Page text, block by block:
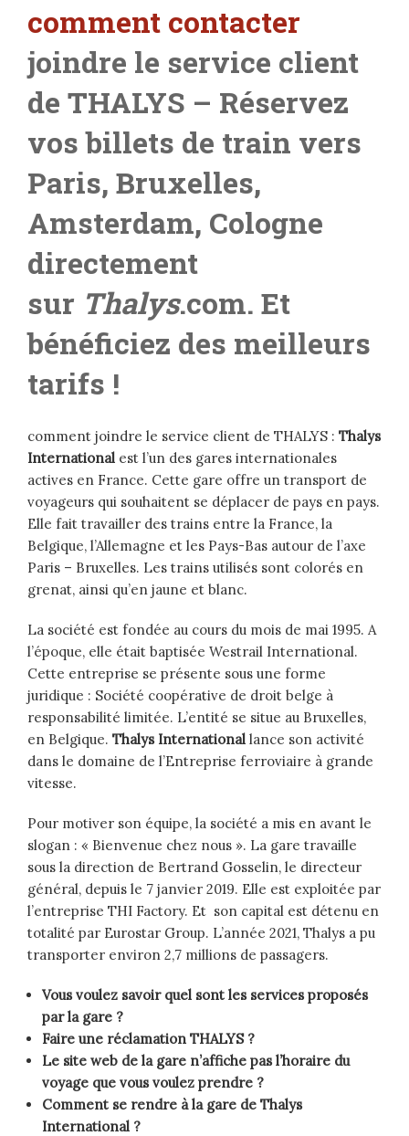
comment contacter
joindre le service client
de THALYS – Réservez
vos billets de train vers
Paris, Bruxelles,
Amsterdam, Cologne
directement
sur Thalys.com. Et
bénéficiez des meilleurs
tarifs !
comment joindre le service client de THALYS : Thalys
International est l’un des gares internationales
actives en France. Cette gare offre un transport de
voyageurs qui souhaitent se déplacer de pays en pays.
Elle fait travailler des trains entre la France, la
Belgique, l’Allemagne et les Pays-Bas autour de l’axe
Paris – Bruxelles. Les trains utilisés sont colorés en
grenat, ainsi qu’en jaune et blanc.
La société est fondée au cours du mois de mai 1995. A
l’époque, elle était baptisée Westrail International.
Cette entreprise se présente sous une forme
juridique : Société coopérative de droit belge à
responsabilité limitée. L’entité se situe au Bruxelles,
en Belgique. Thalys International lance son activité
dans le domaine de l’Entreprise ferroviaire à grande
vitesse.
Pour motiver son équipe, la société a mis en avant le
slogan : « Bienvenue chez nous ». La gare travaille
sous la direction de Bertrand Gosselin, le directeur
général, depuis le 7 janvier 2019. Elle est exploitée par
l’entreprise THI Factory. Et son capital est détenu en
totalité par Eurostar Group. L’année 2021, Thalys a pu
transporter environ 2,7 millions de passagers.
Vous voulez savoir quel sont les services proposés
par la gare ?
Faire une réclamation THALYS ?
Le site web de la gare n’affiche pas l’horaire du
voyage que vous voulez prendre ?
Comment se rendre à la gare de Thalys
International ?